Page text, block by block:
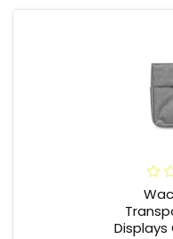
Displays